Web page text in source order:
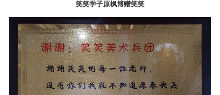
笑笑学子原枫博赠笑笑